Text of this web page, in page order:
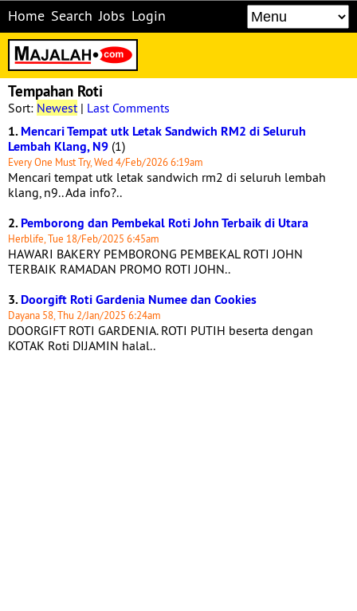
Home Search Jobs Login
Tempahan Roti
Sort: Newest| Last Comments
1.Mencari Tempat utk Letak Sandwich RM2 di Seluruh
Lembah Klang, N9 (1)
Every One Must Try, Wed 4/Feb/2026 6:19am
Mencari tempat utk letak sandwich rm2 di seluruh lembah
klang, n9.. Ada info?..
2.Pemborong dan Pembekal Roti John Terbaik di Utara
Herblife, Tue 18/Feb/2025 6:45am
HAWARI BAKERY PEMBORONG PEMBEKAL ROTI JOHN
TERBAIK RAMADAN PROMO ROTI JOHN..
3.Doorgift Roti Gardenia Numee dan Cookies
Dayana 58, Thu 2/Jan/2025 6:24am
DOORGIFT ROTI GARDENIA. ROTI PUTIH beserta dengan
KOTAK Roti DIJAMIN halal..